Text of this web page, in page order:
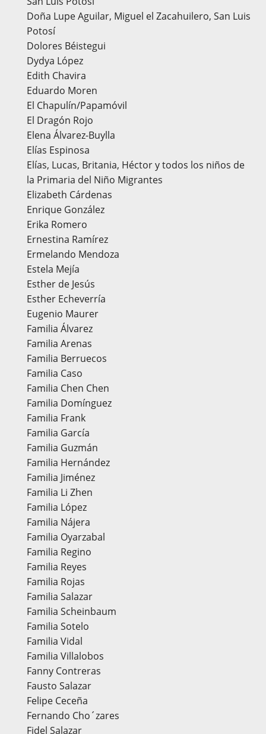
Doña Lupe Aguilar, Miguel el Zacahuilero, San Luis
Potosí
Dolores Béistegui
Dydya López
Edith Chavira
Eduardo Moren
El Chapulín/Papamóvil
El Dragón Rojo
Elena Álvarez-Buylla
Elías Espinosa
Elías, Lucas, Britania, Héctor y todos los niños de
la Primaria del Niño Migrantes
Elizabeth Cárdenas
Enrique González
Erika Romero
Ernestina Ramírez
Ermelando Mendoza
Estela Mejía
Esther de Jesús
Esther Echeverría
Eugenio Maurer
Familia Álvarez
Familia Arenas
Familia Berruecos
Familia Caso
Familia Chen Chen
Familia Domínguez
Familia Frank
Familia García
Familia Guzmán
Familia Hernández
Familia Jiménez
Familia Li Zhen
Familia López
Familia Nájera
Familia Oyarzabal
Familia Regino
Familia Reyes
Familia Rojas
Familia Salazar
Familia Scheinbaum
Familia Sotelo
Familia Vidal
Familia Villalobos
Fanny Contreras
Fausto Salazar
Felipe Ceceña
Fernando Cho´zares
Fidel Salazar